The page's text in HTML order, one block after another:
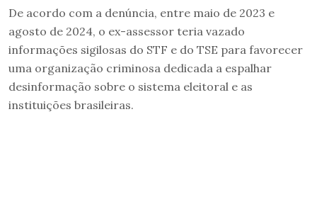
De acordo com a denúncia, entre maio de 2023 e
agosto de 2024, o ex-assessor teria vazado
informações sigilosas do STF e do TSE para favorecer
uma organização criminosa dedicada a espalhar
desinformação sobre o sistema eleitoral e as
instituições brasileiras.